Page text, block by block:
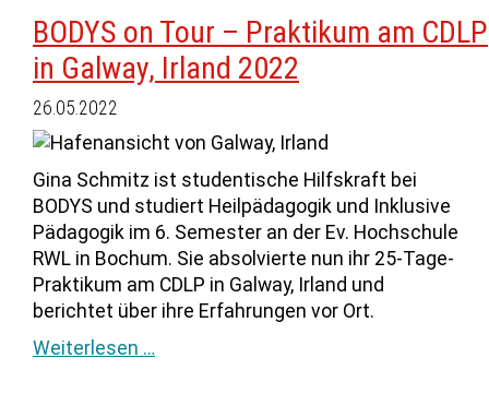
BODYS on Tour – Praktikum am CDLP
in Galway, Irland 2022
26.05.2022
Gina Schmitz ist studentische Hilfskraft bei
BODYS und studiert Heilpädagogik und Inklusive
Pädagogik im 6. Semester an der Ev. Hochschule
RWL in Bochum. Sie absolvierte nun ihr 25-Tage-
Praktikum am CDLP in Galway, Irland und
berichtet über ihre Erfahrungen vor Ort.
Weiterlesen …